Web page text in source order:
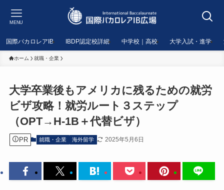
MENU
国際バカロレアIB IBDP認定校詳細 中学校｜高校 大学入試・進学
ホーム 就職・企業
大学卒業後もアメリカに残るための就労
ビザ攻略！就労ルート３ステップ
（OPT→H-1B＋代替ビザ）
PR 就職・企業 海外留学 2025年5月6日